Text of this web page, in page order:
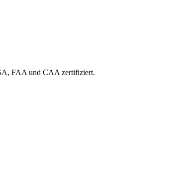
FAA und CAA zertifiziert.